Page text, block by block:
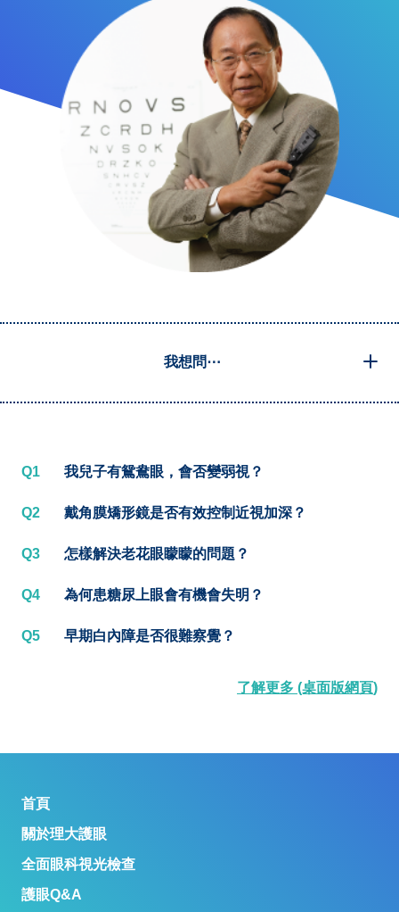
我想問⋯
Q1 我兒子有鴛鴦眼，會否變弱視？
Q2 戴角膜矯形鏡是否有效控制近視加深？
Q3 怎樣解決老花眼矇矇的問題？
Q4 為何患糖尿上眼會有機會失明？
Q5 早期白內障是否很難察覺？
了解更多 (桌面版網頁)
首頁
關於理大護眼
全面眼科視光檢查
護眼Q&A